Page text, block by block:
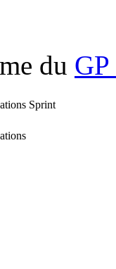
du
Sprint